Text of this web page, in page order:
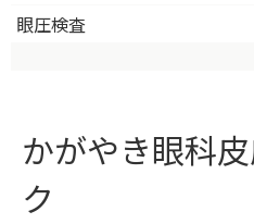
眼圧検査
かがやき眼科
ク